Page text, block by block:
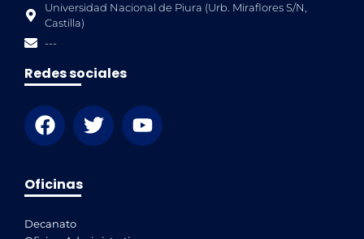
Universidad Nacional de Piura (Urb. Miraflores S/N,
Castilla)
---
Redes sociales
Oficinas
Decanato